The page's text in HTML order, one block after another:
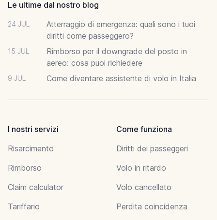
Le ultime dal nostro blog
24 JUL
Atterraggio di emergenza: quali sono i tuoi
diritti come passeggero?
15 JUL
Rimborso per il downgrade del posto in
aereo: cosa puoi richiedere
9 JUL Come diventare assistente di volo in Italia
I nostri servizi
Risarcimento
Rimborso
Claim calculator
Tariffario
Come funziona
Diritti dei passeggeri
Volo in ritardo
Volo cancellato
Perdita coincidenza